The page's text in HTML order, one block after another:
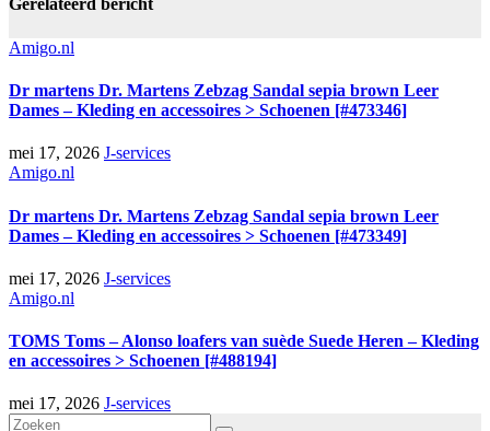
Gerelateerd bericht
Amigo.nl
Dr martens Dr. Martens Zebzag Sandal sepia brown Leer
Dames – Kleding en accessoires > Schoenen [#473346]
mei 17, 2026 J-services
Amigo.nl
Dr martens Dr. Martens Zebzag Sandal sepia brown Leer
Dames – Kleding en accessoires > Schoenen [#473349]
mei 17, 2026 J-services
Amigo.nl
TOMS Toms – Alonso loafers van suède Suede Heren – Kleding
en accessoires > Schoenen [#488194]
mei 17, 2026 J-services